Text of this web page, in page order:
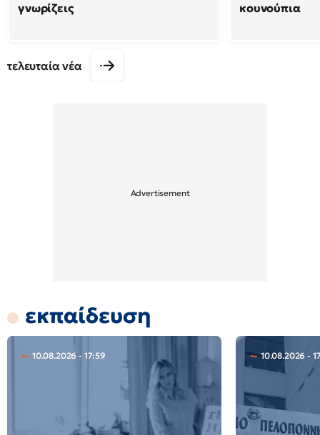
γνωρίζεις
κουνούπια
τελευταία νέα
εκπαίδευση
10.08.2026 - 17:59 10.08.2026 -